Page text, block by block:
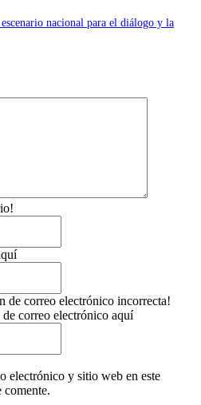
nacional para el diálogo y la
de correo electrónico incorrecta!
correo electrónico aquí
electrónico y sitio web en este
comente.